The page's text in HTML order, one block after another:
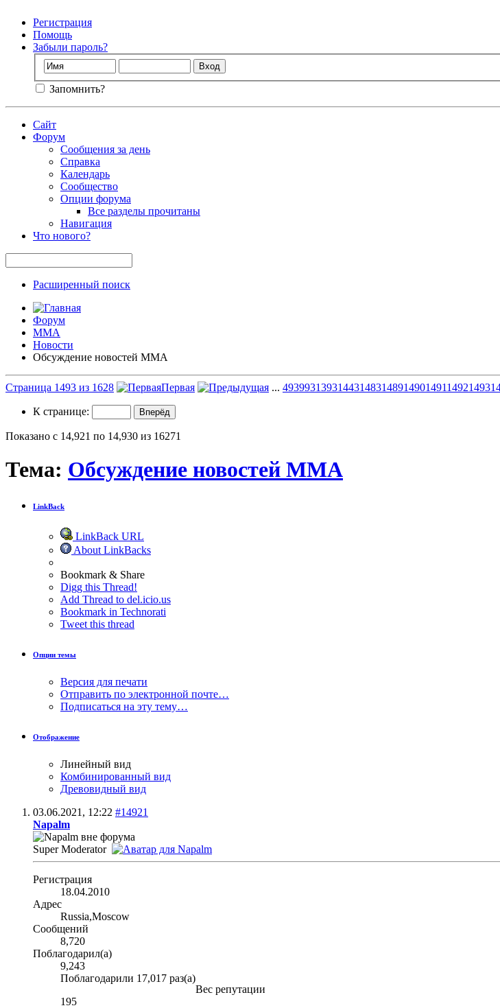
Регистрация
Помощь
Забыли пароль?
Запомнить?
Сайт
Форум
Сообщения за день
Справка
Календарь
Сообщество
Опции форума
Все разделы прочитаны
Навигация
Что нового?
Расширенный поиск
Форум
ММА
Новости
Обсуждение новостей ММА
Страница 1493 из 1628 Первая ... 49399313931443148314891490149114921493
К странице:
Показано с 14,921 по 14,930 из 16271
Тема: Обсуждение новостей ММА
LinkBack
LinkBack URL
About LinkBacks
Bookmark & Share
Digg this Thread!
Add Thread to del.icio.us
Bookmark in Technorati
Tweet this thread
Опции темы
Версия для печати
Отправить по электронной почте…
Подписаться на эту тему…
Отображение
Линейный вид
Комбинированный вид
Древовидный вид
03.06.2021, 12:22 #14921
Napalm
Super Moderator
Регистрация
18.04.2010
Адрес
Russia,Moscow
Сообщений
8,720
Поблагодарил(а)
9,243
Поблагодарили 17,017 раз(а)
Вес репутации
195